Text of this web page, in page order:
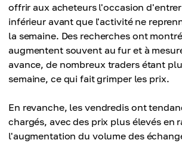
offrir aux acheteurs l'occasion
inférieur avant que l'activité ne
la semaine. Des recherches ont
augmentent souvent au fur et à
avance, de nombreux traders étant
semaine, ce qui fait grimper les prix.
En revanche, les vendredis ont
chargés, avec des prix plus élevés en
l'augmentation du volume des